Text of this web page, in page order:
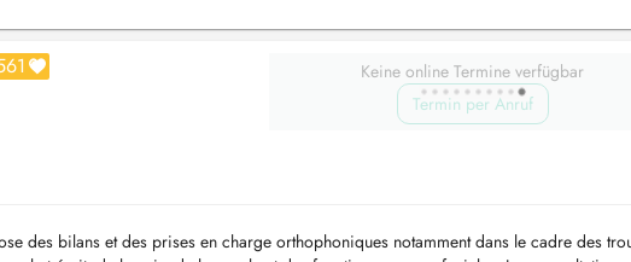
Keine online Termine verfügbar
Termin per Anruf
des bilans et des prises en charge orthophoniques notamment dans le cadre des